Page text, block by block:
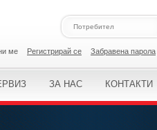
ме Регистрирай се Забравена парола
ЗА НАС КОНТАКТИ